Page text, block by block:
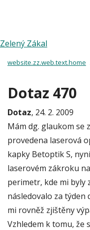
Zelený Zákal
website.zz.web.text.home
Dotaz 470
Dotaz, 24. 2. 2009
Mám dg. glaukom se
provedena laserová
kapky Betoptik S,
laserovém zákroku
perimetr, kde mi byly
následovalo za
mi rovněž zjištěny
Vzhledem k tomu, že